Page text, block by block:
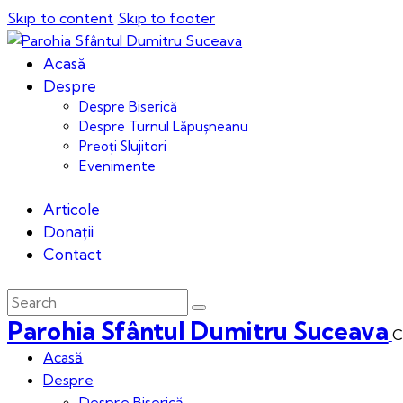
Skip to content Skip to footer
Acasă
Despre
Despre Biserică
Despre Turnul Lăpușneanu
Preoți Slujitori
Evenimente
Articole
Donații
Contact
Parohia Sfântul Dumitru Suceava
Acasă
Despre